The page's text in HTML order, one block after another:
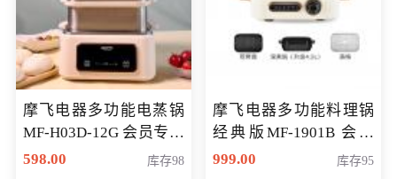
摩飞电器多功能电蒸锅
MF-H03D-12G 会员专享
价398元
598.00 库存98
摩飞电器多功能料理锅
经典版MF-1901B 会员
专享价399元
999.00 库存95